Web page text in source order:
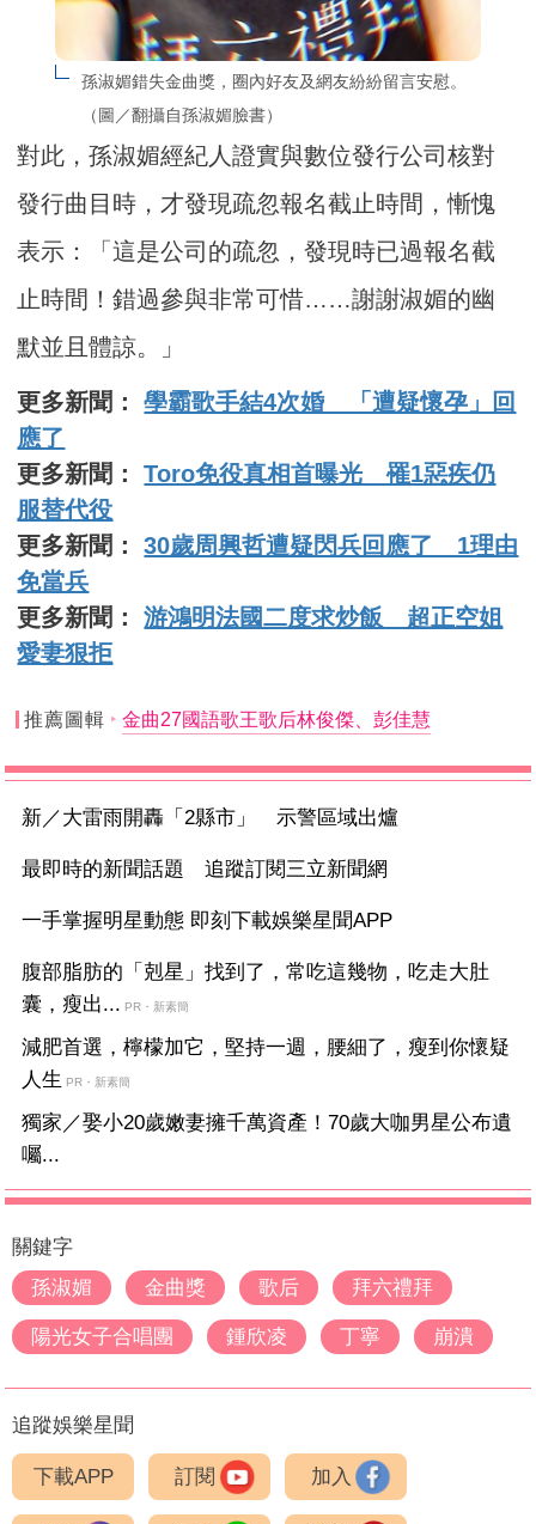
孫淑媚錯失金曲獎，圈內好友及網友紛紛留言安慰。
（圖／翻攝自孫淑媚臉書）
對此，孫淑媚經紀人證實與數位發行公司核對
發行曲目時，才發現疏忽報名截止時間，慚愧
表示：「這是公司的疏忽，發現時已過報名截
止時間！錯過參與非常可惜……謝謝淑媚的幽
默並且體諒。」
更多新聞：學霸歌手結4次婚 「遭疑懷孕」回
應了
更多新聞：Toro免役真相首曝光 罹1惡疾仍
服替代役
更多新聞：30歲周興哲遭疑閃兵回應了 1理由
免當兵
更多新聞：游鴻明法國二度求炒飯 超正空姐
愛妻狠拒
推薦圖輯 金曲27國語歌王歌后林俊傑、彭佳慧
新／大雷雨開轟「2縣市」 示警區域出爐
最即時的新聞話題 追蹤訂閱三立新聞網
一手掌握明星動態 即刻下載娛樂星聞APP
腹部脂肪的「剋星」找到了，常吃這幾物，吃走大肚
囊，瘦出... PR・新素簡
減肥首選，檸檬加它，堅持一週，腰細了，瘦到你懷疑
人生 PR・新素簡
獨家／娶小20歲嫩妻擁千萬資產！70歲大咖男星公布遺
囑...
關鍵字
孫淑媚
金曲獎 歌后 拜六禮拜
陽光女子合唱團 鍾欣凌 丁寧 崩潰
追蹤娛樂星聞
下載APP 訂閱 加入